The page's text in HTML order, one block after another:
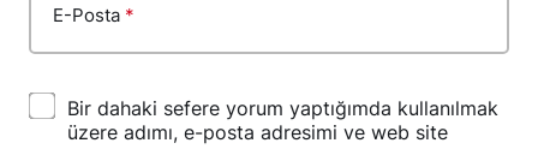
E-Posta *
Bir dahaki sefere yorum yaptığımda kullanılmak
üzere adımı, e-posta adresimi ve web site